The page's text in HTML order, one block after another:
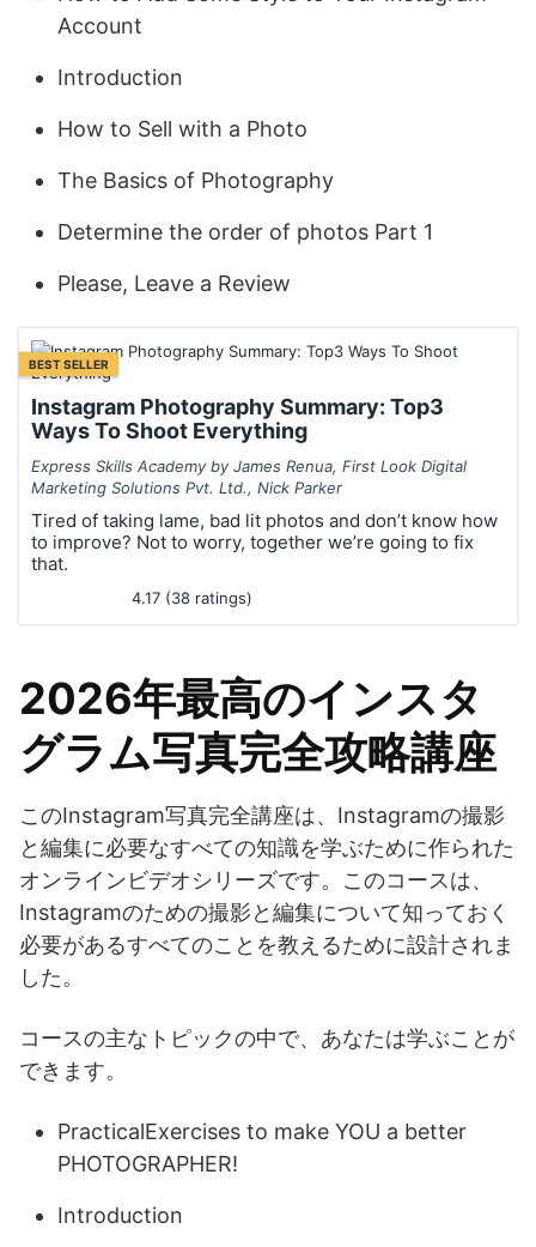
Account
Introduction
How to Sell with a Photo
The Basics of Photography
Determine the order of photos Part 1
Please, Leave a Review
BEST SELLER
Instagram Photography Summary: Top3
Ways To Shoot Everything
Express Skills Academy by James Renua, First Look Digital
Marketing Solutions Pvt. Ltd., Nick Parker
Tired of taking lame, bad lit photos and don’t know how
to improve? Not to worry, together we’re going to fix
that.
4.17 (38 ratings)
2026年最高のインスタ
グラム写真完全攻略講座
このInstagram写真完全講座は、Instagramの撮影
と編集に必要なすべての知識を学ぶために作られた
オンラインビデオシリーズです。このコースは、
Instagramのための撮影と編集について知っておく
必要があるすべてのことを教えるために設計されま
した。
コースの主なトピックの中で、あなたは学ぶことが
できます。
PracticalExercises to make YOU a better
PHOTOGRAPHER!
Introduction